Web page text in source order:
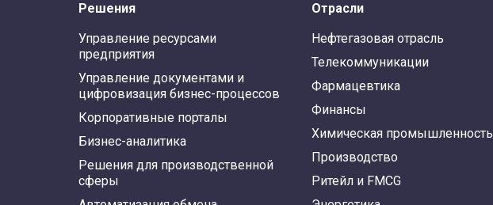
Решения
Управление ресурсами
предприятия
Управление документами и
цифровизация бизнес-процессов
Корпоративные порталы
Бизнес-аналитика
Решения для производственной
сферы
Отрасли
Нефтегазовая отрасль
Телекоммуникации
Фармацевтика
Финансы
Химическая промышленность
Производство
Ритейл и FMCG